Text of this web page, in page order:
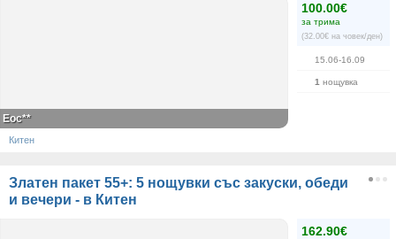
100.00€
за трима
(32.00€ на човек/ден)
15.06-16.09
1 нощувка
Еос**
Китен
Златен пакет 55+: 5 нощувки със закуски, обеди
и вечери - в Китен
162.90€